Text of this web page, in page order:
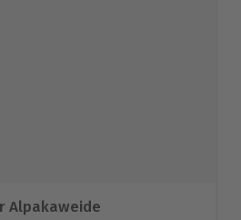
Alpakaweide